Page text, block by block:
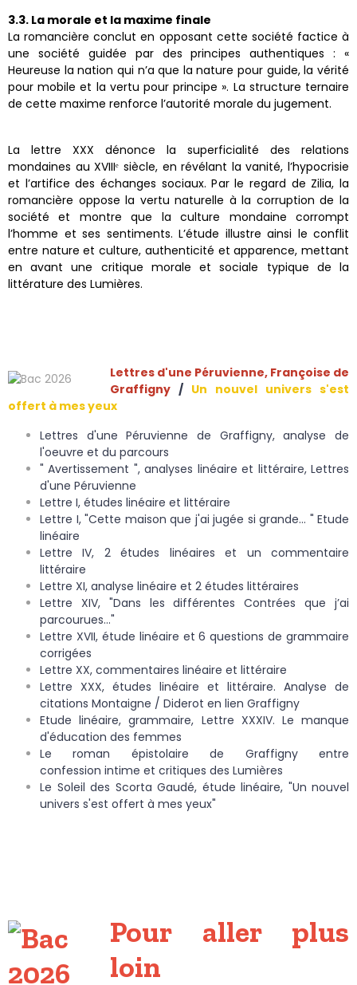
3.3. La morale et la maxime finale
La romancière conclut en opposant cette société factice à
une société guidée par des principes authentiques : «
Heureuse la nation qui n’a que la nature pour guide, la vérité
pour mobile et la vertu pour principe ». La structure ternaire
de cette maxime renforce l’autorité morale du jugement.
La lettre XXX dénonce la superficialité des relations
mondaines au XVIIIᵉ siècle, en révélant la vanité, l’hypocrisie
et l’artifice des échanges sociaux. Par le regard de Zilia, la
romancière oppose la vertu naturelle à la corruption de la
société et montre que la culture mondaine corrompt
l’homme et ses sentiments. L’étude illustre ainsi le conflit
entre nature et culture, authenticité et apparence, mettant
en avant une critique morale et sociale typique de la
littérature des Lumières.
Lettres d'une Péruvienne, Françoise de
Graffigny / Un nouvel univers s'est
offert à mes yeux
Lettres d'une Péruvienne de Graffigny, analyse de
l'oeuvre et du parcours
" Avertissement ", analyses linéaire et littéraire, Lettres
d'une Péruvienne
Lettre I, études linéaire et littéraire
Lettre I, "Cette maison que j'ai jugée si grande... " Etude
linéaire
Lettre IV, 2 études linéaires et un commentaire
littéraire
Lettre XI, analyse linéaire et 2 études littéraires
Lettre XIV, "Dans les différentes Contrées que j’ai
parcourues..."
Lettre XVII, étude linéaire et 6 questions de grammaire
corrigées
Lettre XX, commentaires linéaire et littéraire
Lettre XXX, études linéaire et littéraire. Analyse de
citations Montaigne / Diderot en lien Graffigny
Etude linéaire, grammaire, Lettre XXXIV. Le manque
d'éducation des femmes
Le roman épistolaire de Graffigny entre
confession intime et critiques des Lumières
Le Soleil des Scorta Gaudé, étude linéaire, "Un nouvel
univers s'est offert à mes yeux"
Pour aller plus
loin